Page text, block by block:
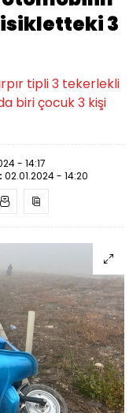
3
tipli 3 tekerlekli
biri çocuk 3 kişi
- 14:17
02.01.2024 - 14:20